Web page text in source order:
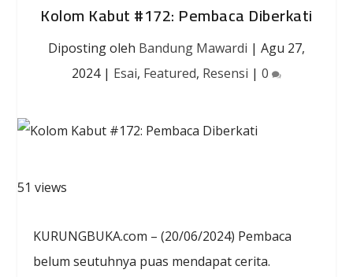
Kolom Kabut #172: Pembaca Diberkati
Diposting oleh Bandung Mawardi | Agu 27,
2024| Esai, Featured, Resensi | 0
51 views
KURUNGBUKA.com – (20/06/2024) Pembaca
belum seutuhnya puas mendapat cerita.